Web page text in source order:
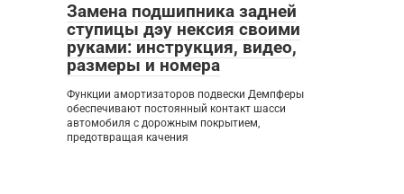
Замена подшипника задней
ступицы дэу нексия своими
руками: инструкция, видео,
размеры и номера
Функции амортизаторов подвески Демпферы
обеспечивают постоянный контакт шасси
автомобиля с дорожным покрытием,
предотвращая качения